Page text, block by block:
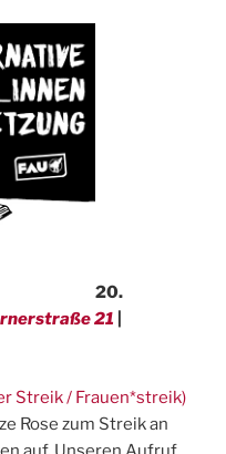
20.
21
Streik / Frauen*streik)
Rose zum Streik an